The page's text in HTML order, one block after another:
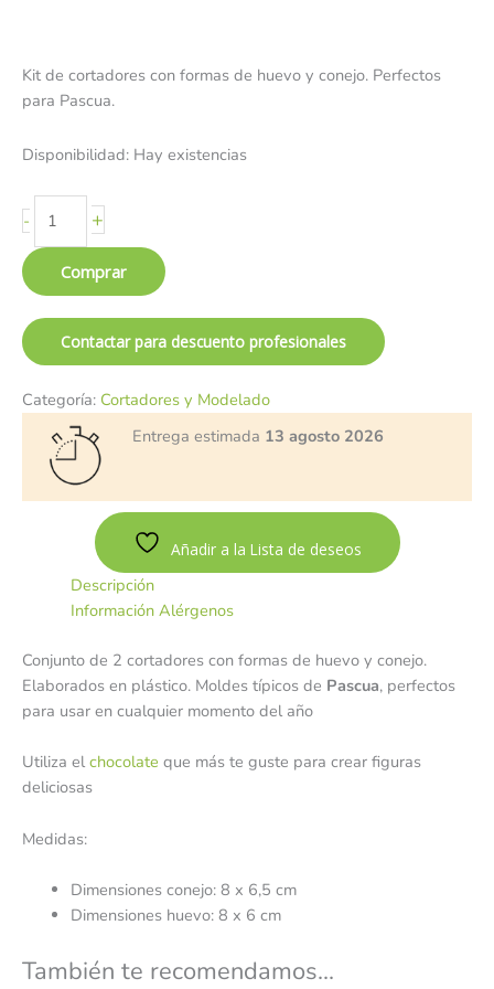
Kit de cortadores con formas de huevo y conejo. Perfectos
para Pascua.
Disponibilidad: Hay existencias
- +
Comprar
Contactar para descuento profesionales
Categoría: Cortadores y Modelado
Entrega estimada 13 agosto 2026
Añadir a la Lista de deseos
Descripción
Información Alérgenos
Conjunto de 2 cortadores con formas de huevo y conejo.
Elaborados en plástico. Moldes típicos de Pascua, perfectos
para usar en cualquier momento del año
Utiliza el chocolate que más te guste para crear figuras
deliciosas
Medidas:
Dimensiones conejo: 8 x 6,5 cm
Dimensiones huevo: 8 x 6 cm
También te recomendamos…